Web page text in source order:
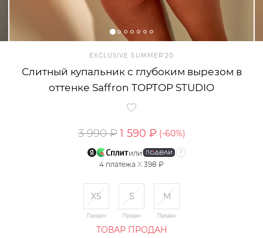
EXCLUSIVE SUMMER'20
Слитный купальник с глубоким вырезом в
оттенке Saffron TOPTOP STUDIO
3 990 ₽ 1 590 ₽ (-60%)
или
4 платежа X 398 ₽
XS
Продан
S
Продан
M
Продан
ТОВАР ПРОДАН